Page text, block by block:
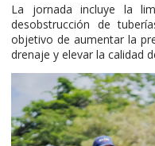
La jornada incluye la
desobstrucción de
objetivo de aumentar la
drenaje y elevar la calidad